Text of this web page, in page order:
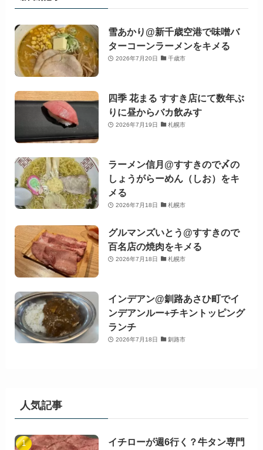
雪あかり@新千歳空港で味噌バ
ターコーンラーメンをキメる
2026年7月20日 千歳市
四季 花まる すすき店にて数年ぶ
りに昼からバカ飲みす
2026年7月19日 札幌市
ラーメン信月@すすきので〆の
しょうがらーめん（しお）をキ
メる
2026年7月18日 札幌市
グルマンズいとう@すすきので
百名店の焼肉をキメる
2026年7月18日 札幌市
インデアン@釧路あさひ町でイ
ンデアンルー+チキントッピング
ランチ
2026年7月18日 釧路市
人気記事
イチローが週6行く？牛タン専門